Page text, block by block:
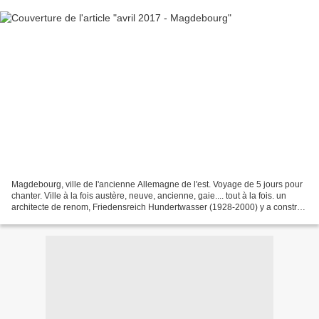
Magdebourg, ville de l'ancienne Allemagne de l'est. Voyage de 5 jours pour
chanter. Ville à la fois austère, neuve, ancienne, gaie.... tout à la fois. un
architecte de renom, Friedensreich Hundertwasser (1928-2000) y a construit